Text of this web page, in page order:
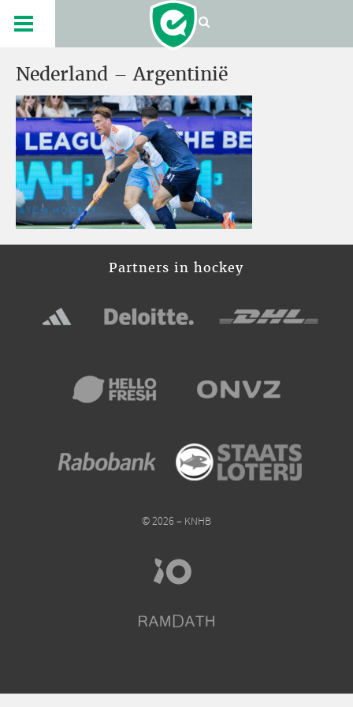
Nederland – Argentinië
Partners in hockey
© 2026 – KNHB